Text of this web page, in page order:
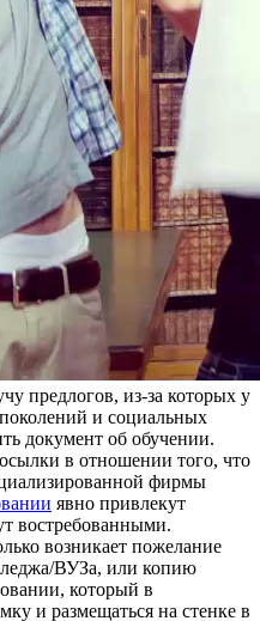
предлогов, из-за которых у
и социальных
документ об обучении.
в отношении того, что
фирмы
явно привлекут
востребованными.
возникает пожелание
ВУЗа, или копию
который в
и размещаться на стенке в